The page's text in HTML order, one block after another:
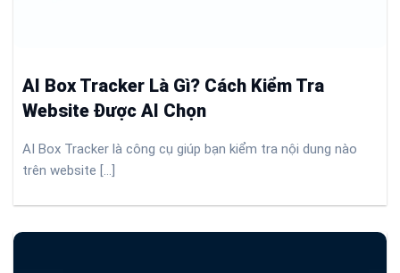
AI Box Tracker Là Gì? Cách Kiểm Tra
Website Được AI Chọn
AI Box Tracker là công cụ giúp bạn kiểm tra nội dung nào
trên website [...]